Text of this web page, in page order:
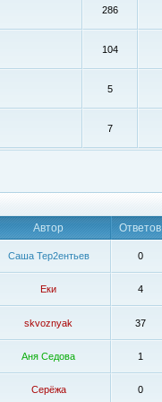
286
104
5
7
Автор Ответов
Саша Тер2ентьев 0
Еки 4
skvoznyak 37
Аня Седова 1
Серёжа 0